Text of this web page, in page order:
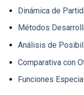
Dinámica de
Métodos
Análisis de
Comparativa con
Funciones